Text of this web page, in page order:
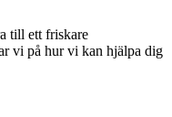
till ett friskare
vi på hur vi kan hjälpa dig